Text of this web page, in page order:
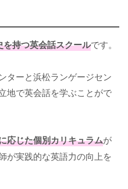
を持つ英会話スクールです。
ターと浜松ランゲージセン
地で英会話を学ぶことがで
応じた個別カリキュラムが
が実践的な英語力の向上を